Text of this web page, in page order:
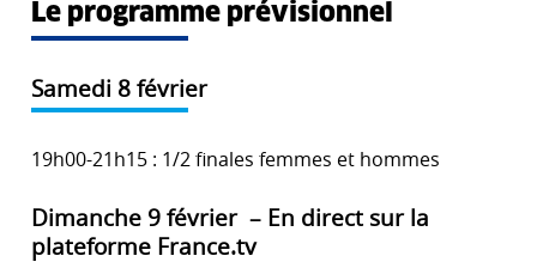
Le programme prévisionnel
Samedi 8 février
19h00-21h15 : 1/2 finales femmes et hommes
Dimanche 9 février – En direct sur la
plateforme France.tv